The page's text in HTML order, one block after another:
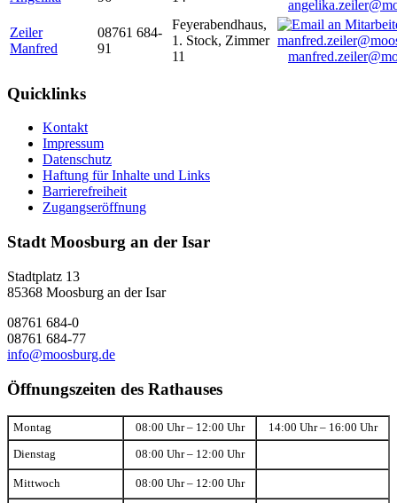
Zeiler
Manfred
08761 684-
91
Feyerabendhaus,
1. Stock, Zimmer
11
Quicklinks
Kontakt
Impressum
Datenschutz
Haftung für Inhalte und Links
Barrierefreiheit
Zugangseröffnung
Stadt Moosburg an der Isar
Stadtplatz 13
85368 Moosburg an der Isar
08761 684-0
08761 684-77
info@moosburg.de
Öffnungszeiten des Rathauses
Montag 08:00 Uhr – 12:00 Uhr 14:00 Uhr – 16:00 Uhr
Dienstag 08:00 Uhr – 12:00 Uhr
Mittwoch 08:00 Uhr – 12:00 Uhr